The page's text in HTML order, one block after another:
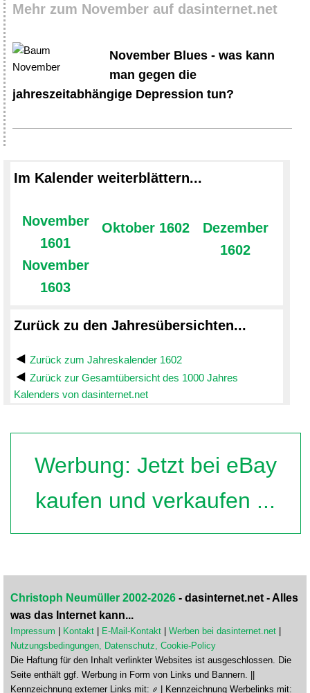
Mehr zum November auf dasinternet.net
November Blues - was kann
man gegen die
jahreszeitabhängige Depression tun?
Im Kalender weiterblättern...
November
1601
November
1603
Oktober 1602
Dezember
1602
Zurück zu den Jahresübersichten...
Zurück zum Jahreskalender 1602
Zurück zur Gesamtübersicht des 1000 Jahres
Kalenders von dasinternet.net
Werbung: Jetzt bei eBay
kaufen und verkaufen ...
Christoph Neumüller 2002-2026 - dasinternet.net - Alles
was das Internet kann...
Impressum | Kontakt | E-Mail-Kontakt | Werben bei dasinternet.net |
Nutzungsbedingungen, Datenschutz, Cookie-Policy
Die Haftung für den Inhalt verlinkter Websites ist ausgeschlossen. Die
Seite enthält ggf. Werbung in Form von Links und Bannern. ||
Kennzeichnung externer Links mit:
| Kennzeichnung Werbelinks mit: